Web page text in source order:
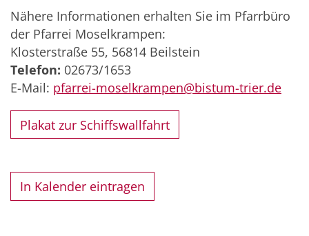
Nähere Informationen erhalten Sie im Pfarrbüro
der Pfarrei Moselkrampen:
Klosterstraße 55, 56814 Beilstein
Telefon: 02673/1653
E-Mail: pfarrei-moselkrampen@bistum-trier.de
Plakat zur Schiffswallfahrt
In Kalender eintragen